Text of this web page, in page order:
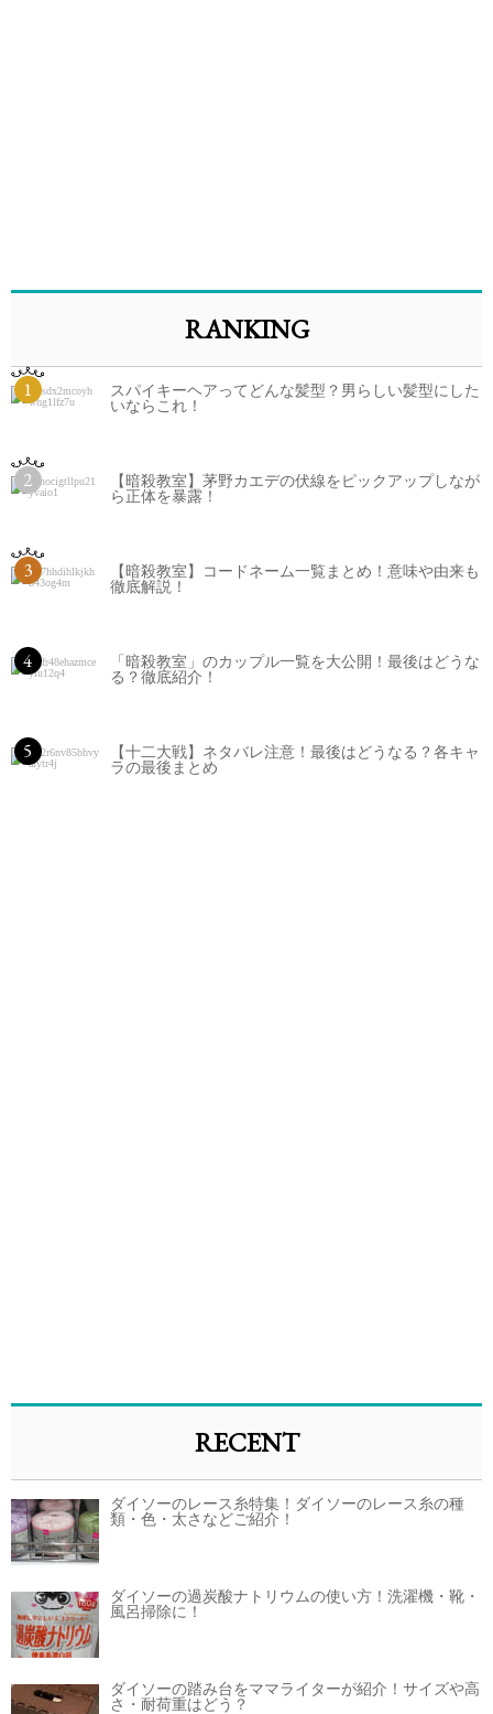
RANKING
1
スパイキーヘアってどんな髪型？男らしい髪型にした
いならこれ！
2
【暗殺教室】茅野カエデの伏線をピックアップしなが
ら正体を暴露！
3
【暗殺教室】コードネーム一覧まとめ！意味や由来も
徹底解説！
4
「暗殺教室」のカップル一覧を大公開！最後はどうな
る？徹底紹介！
5
【十二大戦】ネタバレ注意！最後はどうなる？各キャ
ラの最後まとめ
RECENT
ダイソーのレース糸特集！ダイソーのレース糸の種
類・色・太さなどご紹介！
ダイソーの過炭酸ナトリウムの使い方！洗濯機・靴・
風呂掃除に！
ダイソーの踏み台をママライターが紹介！サイズや高
さ・耐荷重はどう？